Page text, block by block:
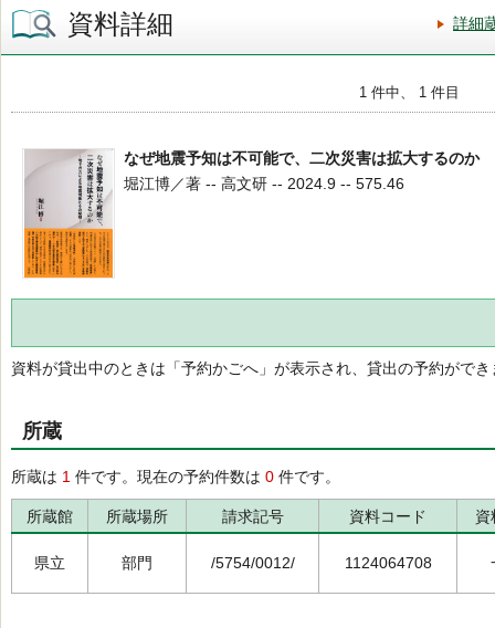
資料詳細 詳細
1 件中、 1 件目
なぜ地震予知は不可能で、二次災害は拡大するのか
堀江博／著 -- 高文研 -- 2024.9 -- 575.46
資料が貸出中のときは「予約かごへ」が表示され、貸出の予約ができ
所蔵
所蔵は 1 件です。現在の予約件数は 0 件です。
所蔵館 所蔵場所 請求記号 資料コード 資
県立 部門 /5754/0012/ 1124064708